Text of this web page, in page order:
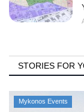
STORIES FOR
Mykonos Events